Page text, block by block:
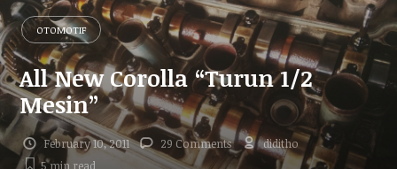
OTOMOTIF
All New Corolla “Turun 1/2
Mesin”
February 10, 2011 29 Comments
diditho
5 minread